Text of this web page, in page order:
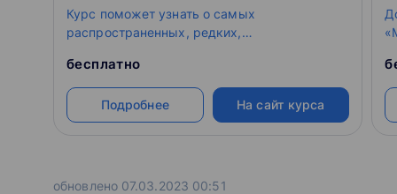
Курс поможет узнать о самых
распространенных, редких,
болезнях, познакомиться с клиническими
классификациями, рекомендациями и
шкалами.
бесплатно
Подробнее На сайт курса
обновлено 07.03.2023 00:51